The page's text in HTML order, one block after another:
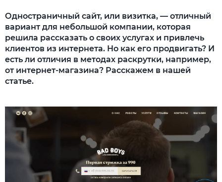
Одностраничный сайт, или визитка, — отличный
вариант для небольшой компании, которая
решила рассказать о своих услугах и привлечь
клиентов из интернета. Но как его продвигать? И
есть ли отличия в методах раскрутки, например,
от интернет-магазина? Расскажем в нашей
статье.
Способ решения
Слабые поведенческие факторы
Способ решения
Подведем итоги